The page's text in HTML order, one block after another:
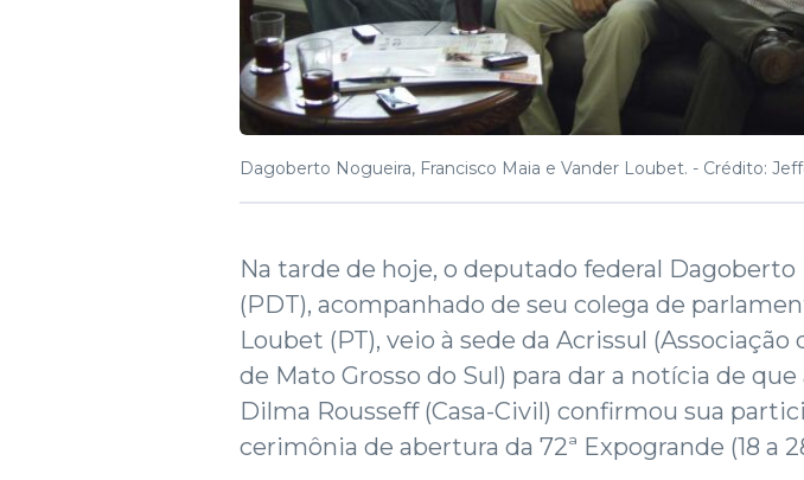
Dagoberto Nogueira, Francisco Maia e Vander Loubet. - Crédito:
Na tarde de hoje, o deputado federal Dagoberto
(PDT), acompanhado de seu colega de
Loubet (PT), veio à sede da Acrissul (Associação
de Mato Grosso do Sul) para dar a notícia de
Dilma Rousseff (Casa-Civil) confirmou sua
cerimônia de abertura da 72ª Expogrande (18 a